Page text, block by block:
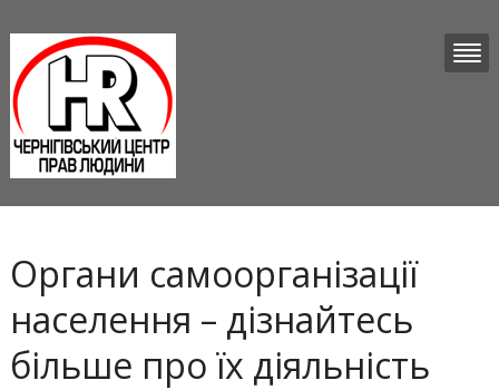
Органи самоорганізації
населення – дізнайтесь
більше про їх діяльність